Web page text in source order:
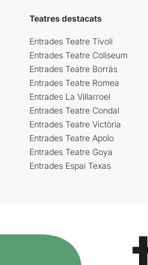
Teatres destacats
Entrades Teatre Tívoli
Entrades Teatre Coliseum
Entrades Teatre Borràs
Entrades Teatre Romea
Entrades La Villarroel
Entrades Teatre Condal
Entrades Teatre Victòria
Entrades Teatre Apolo
Entrades Teatre Goya
Entrades Espai Texas